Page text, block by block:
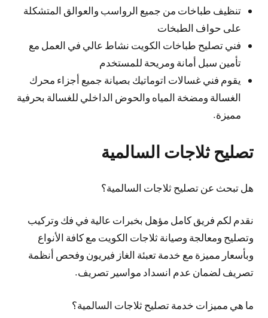
تنظيف طباخات من جميع الرواسب والعوالق المتشكلة
على حواف الطبخات
فني تصليح طباخات الكويت نشاط عالي في العمل مع
تأمين سبل أمانة ومريحة للمستخدم
يقوم فني غسالات اتوماتيك بصيانة جميع أجزاء محرك
الغسالة ومضخة المياه والحوض الداخلي للغسالة بحرفية
مميزة.
تصليح ثلاجات السالمية
هل تبحث عن تصليح ثلاجات السالمية؟
نقدم لكم فريق كامل مؤهل بخبرات عالية في فك وتركيب
وتصليح ومعالجة وصيانة ثلاجات الكويت مع كافة الأنواع
وبأسعار مميزة مع خدمة تعبئة الغاز فيريون وفحص أنظمة
تصريف لضمان عدم انسداد مواسير تصريف.
ما هي مميزات خدمة تصليح ثلاجات السالمية؟